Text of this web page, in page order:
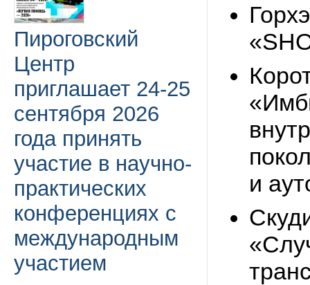
Пироговский
Центр
приглашает 24-25
сентября 2026
года принять
участие в научно-
практических
конференциях с
международным
участием
и